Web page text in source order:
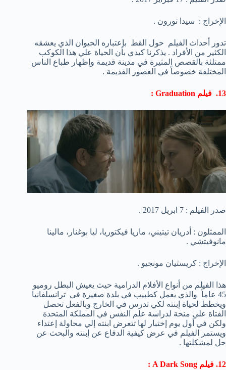
الإخراج : سيدا تورون .
تدور أحداث الفيلم حول القط بإعتباره الحيوان الذي يعشقه
الكثير من الأفراد . يذكرنا كيدي بأن الحياة علي هذا الكوكب
ممتلئة بالقصص المثيرة في مدينة قديمة وإظهار طباع الناس
المختلفة خصوصاً في العصور القديمة .
13. فيلم Graduation :
صدر الفيلم : 7 ابريل 2017 .
الممثلون : أدريان تيتيني، ماريا فيكتوريا، ليا بوغنار، مالينا
مانوفيتشي .
الإخراج : كريستيان مونجيو .
هذا الفيلم من أنواع الأفلام الدرامية حيث يعيش البطل روميو
45 عاماً والذي يعمل كطبيب في بلدة صغيرة في ترانسلفانيا
ويخطط لحياة إبنته لكي تدرس في الخارج وبالفعل تحصل
الفتاة علي منحة لدراسة علم النفس في المملكة المتحدة
ولكن في أول يوم إختبار لها تتعرض ابنته إلي محاولة إعتداء
ويستمر الفيلم في عرض كيفية الدفاع عن إبنته والبحث عن
حل لمشكلتها .
12. فيلم A Dark Song :